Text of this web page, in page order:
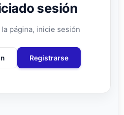
sesión
página, inicie sesión
Registrarse